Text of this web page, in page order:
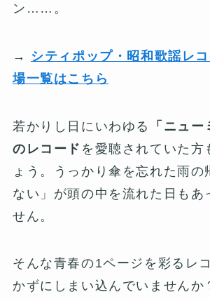
ン……。
→ シティポップ・昭和歌謡レ
場一覧はこちら
若かりし日にいわゆる
「ニュー
のレコード を愛聴されていた方
ょう。うっかり傘を忘れた雨の
ない」が頭の中を流れた日もあ
せん。
そんな青春の1ページを彩るレ
かずにしまい込んでいません